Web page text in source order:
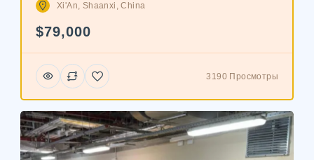
Xi'An, Shaanxi, China
$79,000
3190 Просмотры